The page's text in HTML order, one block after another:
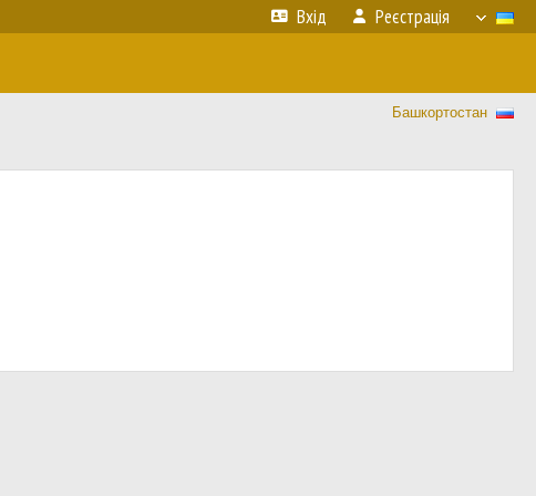
Вхід Реєстрація
Башкортостан